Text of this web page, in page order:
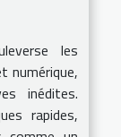
les
numérique,
inédites.
rapides,